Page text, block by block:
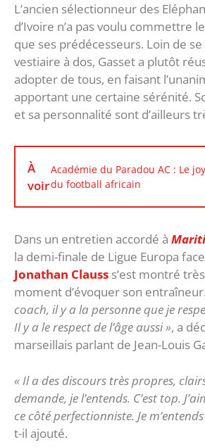
L’ancien sélectionneur des
d’Ivoire n’a pas voulu commettre
que ses prédécesseurs. Loin de
vestiaire à dos, Gasset a plutôt
adopter de tous, en faisant
apportant une certaine sérénité.
et sa personnalité sont d’ailleurs
À
voir
Académie du Paradou AC : Le
du football africain
Dans un entretien accordé à
la demi-finale de Ligue Europa face
Jonathan Clauss s’est montré
moment d’évoquer son entraîneur.
coach, il y a la personne que je
Il y a le respect de l’âge aussi », a
marseillais parlant de Jean-Louis
« Il a des discours très propres,
demande, je l’entends. C’est top.
ce côté perfectionniste. Je
t-il ajouté.